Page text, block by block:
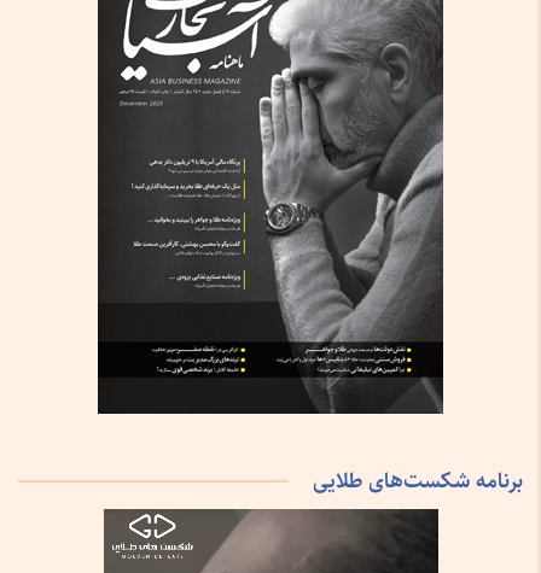
برنامه شکست‌های طلایی